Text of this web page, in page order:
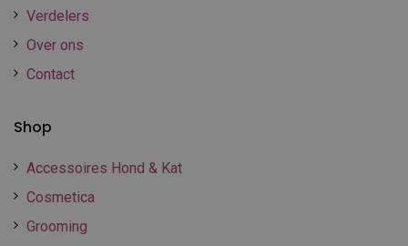
Verdelers
Over ons
Contact
Shop
Accessoires Hond & Kat
Cosmetica
Grooming